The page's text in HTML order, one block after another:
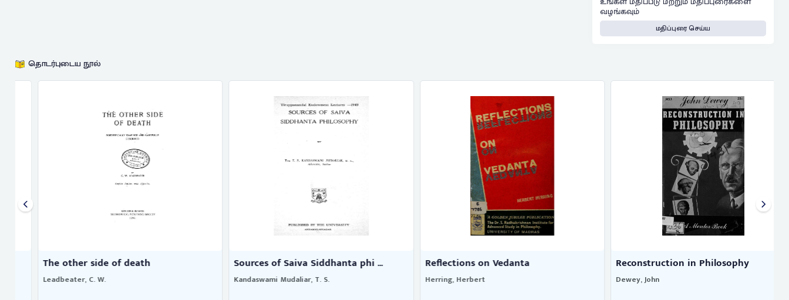
வழங்கவும்
மதிப்புரை செய்ய
தொடர்புடைய நூல்
The other side of death
Leadbeater, C. W.
Sources of Saiva Siddhanta phi ...
Kandaswami Mudaliar, T. S.
Reflections on Vedanta
Herring, Herbert
Reconstruction in Philosophy
Dewey, John